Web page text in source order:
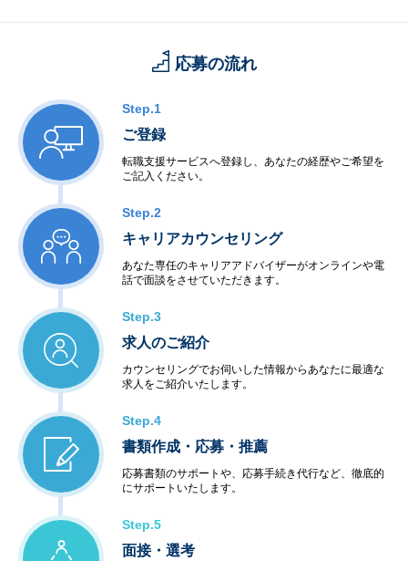
応募の流れ
Step.1
ご登録
転職支援サービスへ登録し、あなたの経歴やご希望を
ご記入ください。
Step.2
キャリアカウンセリング
あなた専任のキャリアアドバイザーがオンラインや電
話で面談をさせていただきます。
Step.3
求人のご紹介
カウンセリングでお伺いした情報からあなたに最適な
求人をご紹介いたします。
Step.4
書類作成・応募・推薦
応募書類のサポートや、応募手続き代行など、徹底的
にサポートいたします。
Step.5
面接・選考